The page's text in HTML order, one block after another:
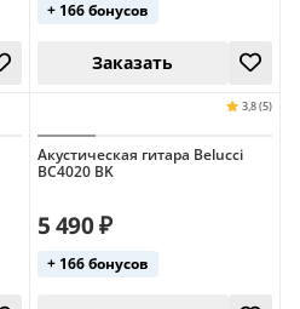
Заказать
+ 166 бонусов
Акустическая гитара Belucci
BC4020 BK
5 490 ₽
+ 166 бонусов